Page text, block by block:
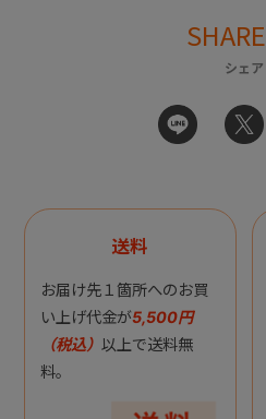
SHARE
シェア
送料
お届け先１箇所へのお買
い上げ代金が5,500円
（税込） 以上で送料無
料。